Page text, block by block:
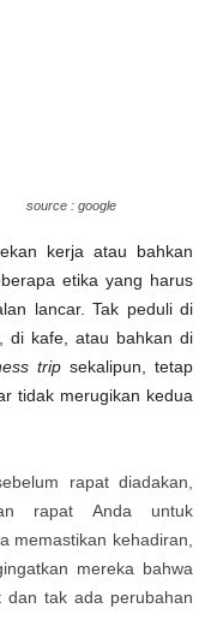
source : google
kerja atau bahkan
etika yang harus
lancar. Tak peduli di
di kafe, atau bahkan di
trip sekalipun, tetap
tidak merugikan kedua
rapat diadakan,
rapat Anda untuk
memastikan kehadiran,
mereka bahwa
dan tak ada perubahan